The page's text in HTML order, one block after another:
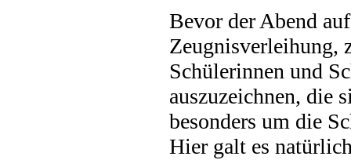
Bevor der Abend
Zeugnisverleihung,
Schülerinnen und
auszuzeichnen, die
besonders um die
Hier galt es